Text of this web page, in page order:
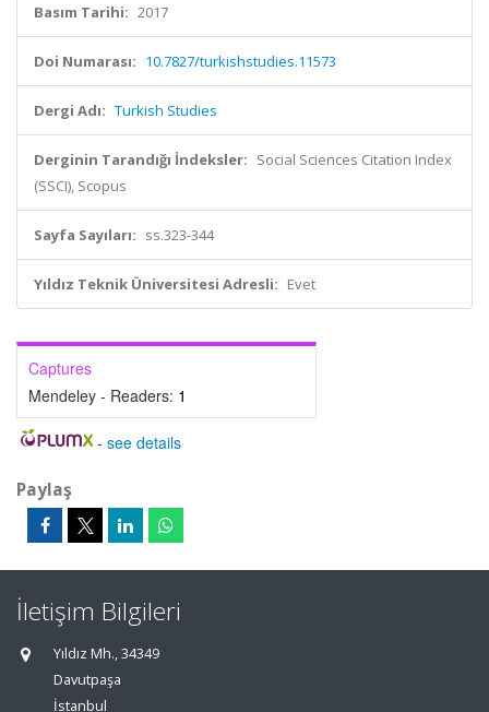
Basım Tarihi: 2017
Doi Numarası: 10.7827/turkishstudies.11573
Dergi Adı: Turkish Studies
Derginin Tarandığı İndeksler: Social Sciences Citation Index
(SSCI), Scopus
Sayfa Sayıları: ss.323-344
Yıldız Teknik Üniversitesi Adresli: Evet
Captures
Mendeley - Readers: 1
- see details
Paylaş
İletişim Bilgileri
Yıldız Mh., 34349
Davutpaşa
İstanbul